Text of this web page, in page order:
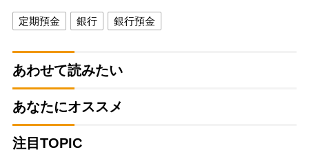
定期預金 銀行 銀行預金
あわせて読みたい
あなたにオススメ
注目TOPIC